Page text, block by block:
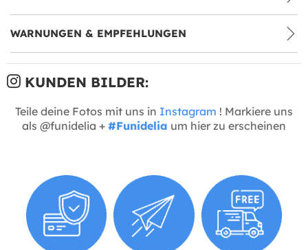
WARNUNGEN & EMPFEHLUNGEN
KUNDEN BILDER:
Teile deine Fotos mit uns in Instagram ! Markiere uns
als @funidelia + #Funidelia um hier zu erscheinen